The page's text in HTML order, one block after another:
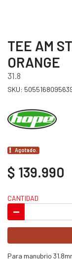
TEE AM
ORANGE
31.8
SKU:
Agotado.
$ 139.990
CANTIDAD
Para manubrio